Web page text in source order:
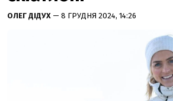
ОЛЕГ ДІДУХ — 8 ГРУДНЯ 2024, 14:26